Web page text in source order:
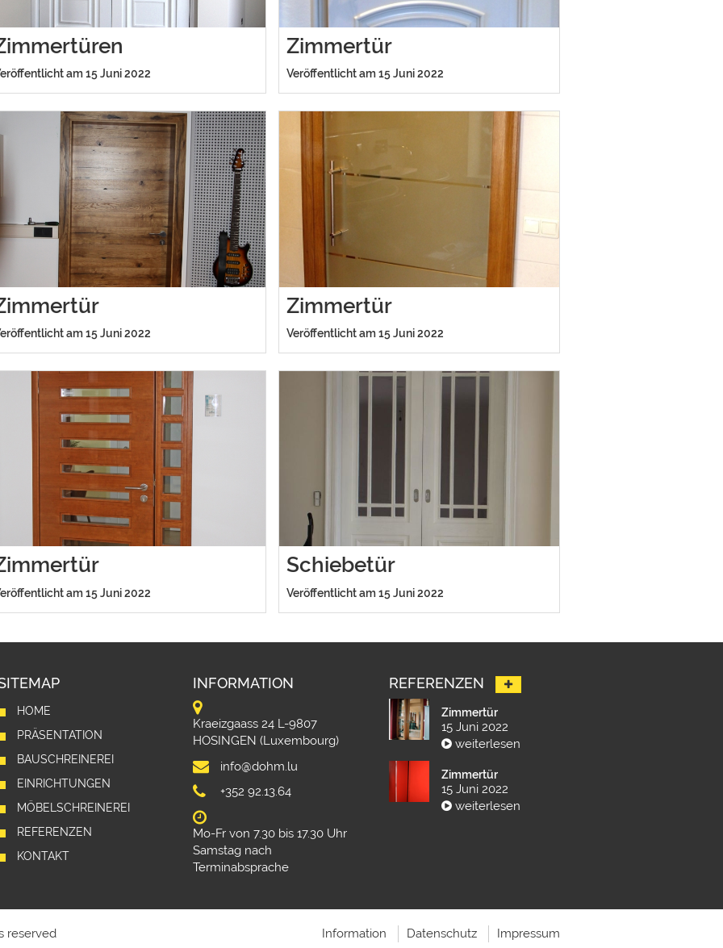
am 15 Juni 2022
Zimmertür
Veröffentlicht am 15 Juni 2022
am 15 Juni 2022
Zimmertür
Veröffentlicht am 15 Juni 2022
am 15 Juni 2022
Schiebetür
Veröffentlicht am 15 Juni 2022
HOME
PRÄSENTATION
BAUSCHREINEREI
EINRICHTUNGEN
MÖBELSCHREINEREI
REFERENZEN
KONTAKT
INFORMATION
Kraeizgaass 24 L-9807
HOSINGEN (Luxembourg)
info@dohm.lu
+352 92.13.64
Mo-Fr von 7.30 bis 17.30 Uhr
Samstag nach
Terminabsprache
REFERENZEN
Zimmertür
15 Juni 2022
weiterlesen
Zimmertür
15 Juni 2022
weiterlesen
reserved Information Datenschutz Impressum